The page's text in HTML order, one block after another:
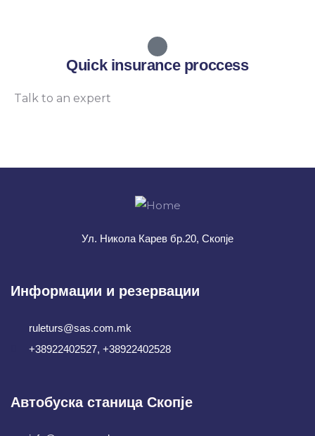
Quick insurance proccess
Talk to an expert
Ул. Никола Карев бр.20, Скопје
Информации и резервации
ruleturs@sas.com.mk
+38922402527, +38922402528
Автобуска станица Скопје